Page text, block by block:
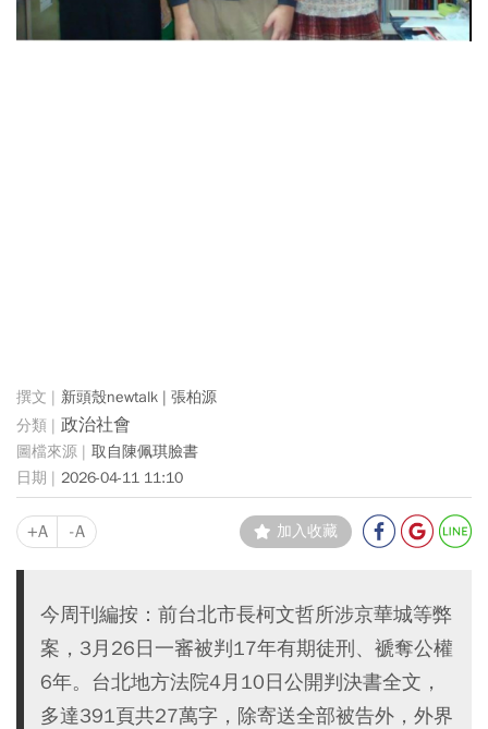
新頭殼newtalk | 張柏源
政治社會
取自陳佩琪臉書
2026-04-11 11:10
+A -A 加入收藏
今周刊編按：前台北市長柯文哲所涉京華城等弊
案，3月26日一審被判17年有期徒刑、褫奪公權
6年。台北地方法院4月10日公開判決書全文，
多達391頁共27萬字，除寄送全部被告外，外界